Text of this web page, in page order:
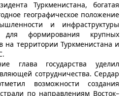
Туркменистана, богатая
географическое положение
и инфраструктуры
для формирования крупных
на территории Туркменистана и
глава государства уделил
сотрудничества. Сердар
возможности создания
по направлениям Восток–